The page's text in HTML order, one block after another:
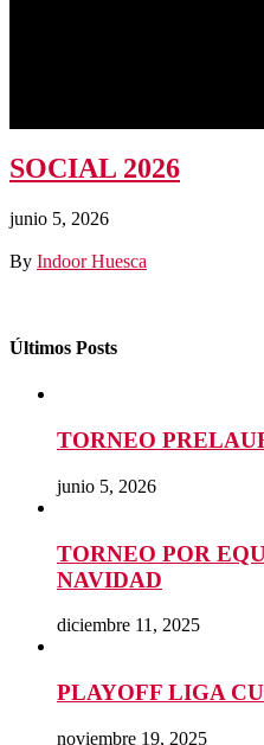
SOCIAL 2026
junio 5, 2026
By Indoor Huesca
Últimos Posts
TORNEO
junio 5, 2026
TORNEO POR
NAVIDAD
diciembre 11, 2025
PLAYOFF LIGA
noviembre 19, 2025